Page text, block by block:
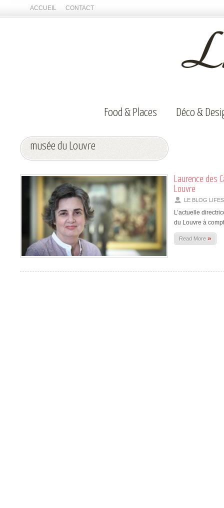
ACCUEIL CONTACT
Food & Places Déco &
musée du Louvre
Laurence des
Louvre
LE BLOG
L’actuelle
du Louvre à
Read More »